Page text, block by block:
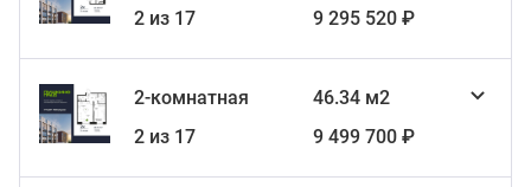
2 из 17
9 295 520 ₽
2-комнатная
46.34 м2
2 из 17
9 499 700 ₽